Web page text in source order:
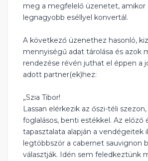
meg a megfelelő üzenetet, amikor
legnagyobb eséllyel konvertál.
A következő üzenethez hasonló,
mennyiségű adat tárolása és azok
rendezése révén juthat el éppen a
adott partner(ek)hez:
„Szia Tibor!
Lassan elérkezik az őszi-téli szezon,
foglalásos, benti estékkel. Az előző
tapasztalata alapján a vendégeitek
legtöbbször a cabernet sauvignon
választják. Idén sem feledkeztünk